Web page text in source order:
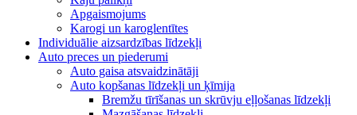
Apgaismojums
Karogi un karoglentītes
Individuālie aizsardzības līdzekļi
Auto preces un piederumi
Auto gaisa atsvaidzinātāji
Auto kopšanas līdzekļi un ķīmija
Bremžu tīrīšanas un skrūvju eļļošanas līdzekļi